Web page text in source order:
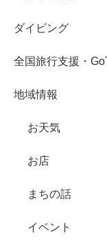
ダイビング
全国旅行支援・
地域情報
お天気
お店
まちの話
イベント